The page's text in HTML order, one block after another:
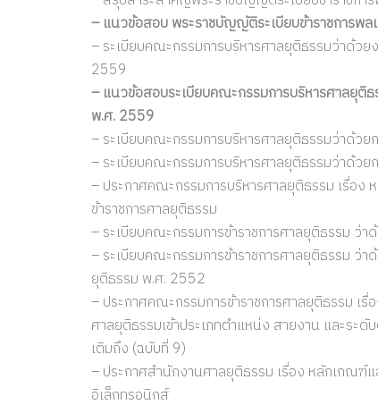
– แนวข้อสอบ พระราชบัญญัติระเบียบข้าราชการพ
– ระเบียบคณะกรรมการบริหารศาลยุติธรรมว่าด้ว
2559
– แนวข้อสอบระเบียบคณะกรรมการบริหารศาลยุ
พ.ศ. 2559
– ระเบียบคณะกรรมการบริหารศาลยุติธรรมว่าด้ว
– ระเบียบคณะกรรมการบริหารศาลยุติธรรมว่าด้
– ประกาศคณะกรรมการบริหารศาลยุติธรรม เรื่อง
ข้าราชการศาลยุติธรรม
– ระเบียบคณะกรรมการข้าราชการศาลยุติธรรม
– ระเบียบคณะกรรมการข้าราชการศาลยุติธรรม ว่
ยุติธรรม พ.ศ. 2552
– ประกาศคณะกรรมการข้าราชการศาลยุติธรรม เ
ศาลยุติธรรมเข้าประเภทตำแหน่ง สายงาน และร
เติมถึง (ฉบับที่ 9)
– ประกาศสำนักงานศาลยุติธรรม เรื่อง หลักเกณฑ์
อิเล็กทรอนิกส์